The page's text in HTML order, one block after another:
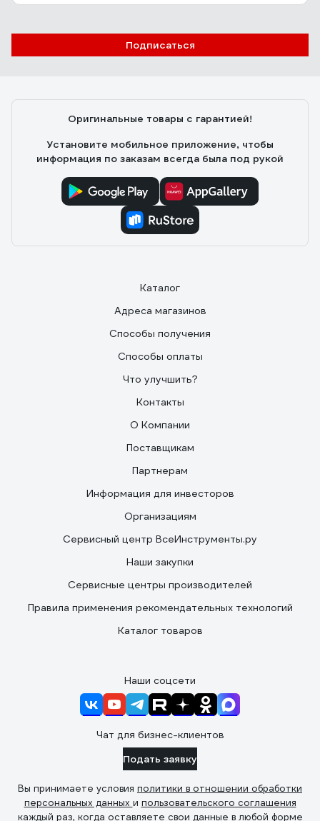
Подписаться
Оригинальные товары с гарантией!
Установите мобильное приложение, чтобы
информация по заказам всегда была под рукой
Каталог
Адреса магазинов
Способы получения
Способы оплаты
Что улучшить?
Контакты
О Компании
Поставщикам
Партнерам
Информация для инвесторов
Организациям
Сервисный центр ВсеИнструменты.ру
Наши закупки
Сервисные центры производителей
Правила применения рекомендательных технологий
Каталог товаров
Наши соцсети
Чат для бизнес-клиентов
Подать заявку
Вы принимаете условия политики в отношении обработки
персональных данных и пользовательского соглашения
каждый раз, когда оставляете свои данные в любой форме